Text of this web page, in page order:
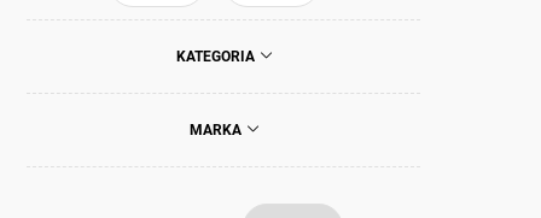
KATEGORIA
MARKA